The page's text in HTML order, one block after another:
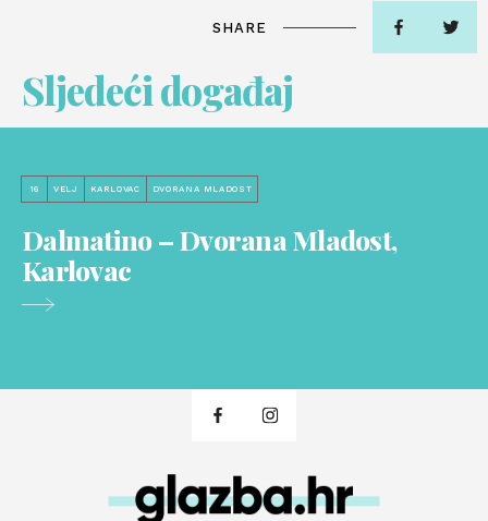
SHARE
Sljedeći događaj
16 VELJ KARLOVAC DVORANA MLADOST
Dalmatino – Dvorana Mladost,
Karlovac